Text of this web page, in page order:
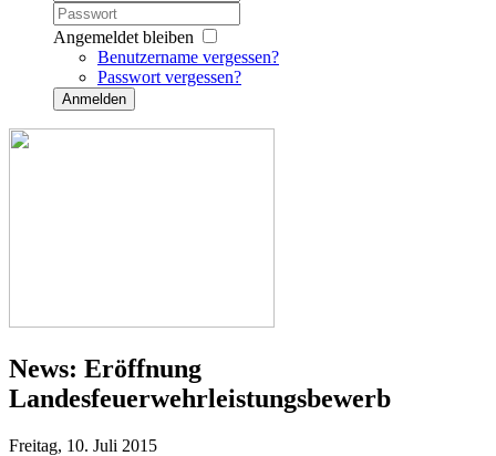
Angemeldet bleiben
Benutzername vergessen?
Passwort vergessen?
Anmelden
News: Eröffnung
Landesfeuerwehrleistungsbewerb
Freitag, 10. Juli 2015